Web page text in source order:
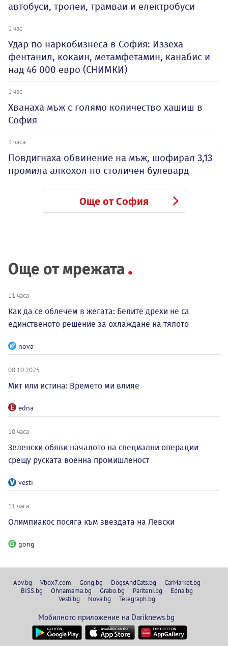
автобуси, тролеи, трамваи и електробуси
1 час
Удар по наркобизнеса в София: Иззеха
фентанил, кокаин, метамфетамин, канабис и
над 46 000 евро (СНИМКИ)
1 час
Хванаха мъж с голямо количество хашиш в
София
3 часа
Повдигнаха обвинение на мъж, шофирал 3,13
промила алкохол по столичен булевард
Още от София
Още от мрежата
11 часа
Как да се облечем в жегата: Белите дрехи не са
единственото решение за охлаждане на тялото
nova
08.10.2025
Мит или истина: Времето ми влияе
edna
10 часа
Зеленски обяви началото на специални операции
срещу руската военна промишленост
vesti
11 часа
Олимпиакос посяга към звездата на Левски
gong
Abv.bg Vbox7.com Gong.bg DogsAndCats.bg
CarMarket.bg
BISS.bg
Ohnamama.bg Grabo.bg Pariteni.bg
Edna.bg
Vesti.bg
Nova.bg Telegraph.bg
Мобилното приложение на Dariknews.bg